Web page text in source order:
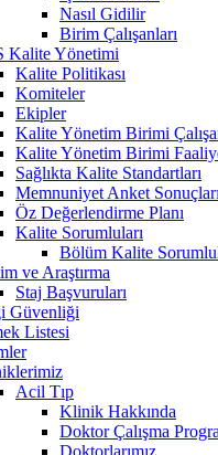
Nasıl Gidilir
Birim Çalışanları
Kalite Yönetimi
Kalite Politikası
Komiteler
Ekipler
Kalite Yönetim Birimi
Kalite Yönetim Birimi
Sağlıkta Kalite Standartları
Memnuniyet Anket Sonuçları
Öz Değerlendirme Planı
Kalite Sorumluları
Bölüm Kalite
ve Araştırma
Staj Başvuruları
Güvenliği
Listesi
Acil Tıp
Klinik Hakkında
Doktor Çalışma
Doktorlarımız